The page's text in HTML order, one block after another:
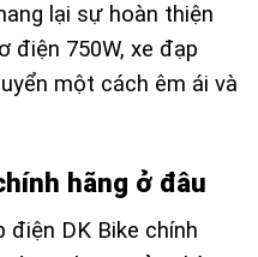
lại sự hoàn thiện
điện 750W, xe đạp
một cách êm ái và
hãng ở đâu
điện DK Bike chính